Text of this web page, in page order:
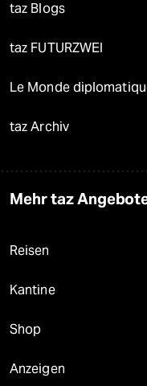
taz Blogs
taz FUTURZWEI
Le Monde
taz Archiv
Mehr taz
Reisen
Kantine
Shop
Anzeigen